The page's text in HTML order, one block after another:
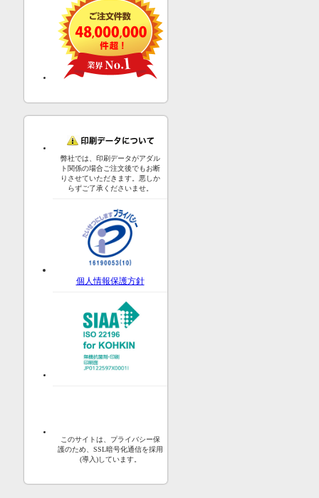
弊社では、印刷データがアダル
ト関係の場合ご注文後でもお断
りさせていただきます。悪しか
らずご了承くださいませ。
個人情報保護方針
このサイトは、プライバシー保
護のため、SSL暗号化通信を採用
(導入)しています。